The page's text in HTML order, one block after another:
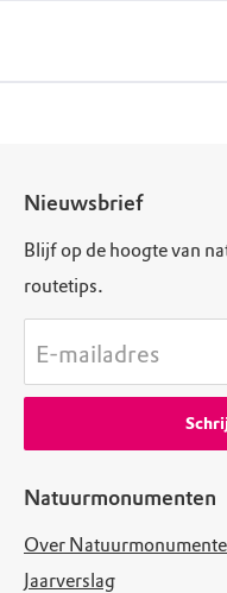
Natuurmonumenten
Over
Jaarverslag
Nieuwsbrief
Blijf op de hoogte van
routetips.
E-mailadres